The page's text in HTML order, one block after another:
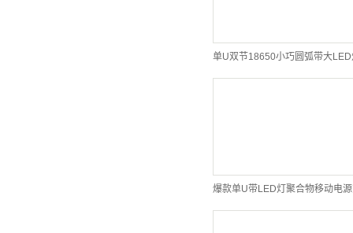
爆款单U带LED灯聚合物移动电